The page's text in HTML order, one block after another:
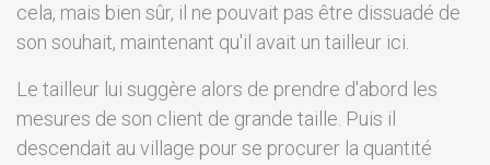
cela, mais bien sûr, il ne pouvait pas être dissuadé de
son souhait, maintenant qu'il avait un tailleur ici.
Le tailleur lui suggère alors de prendre d'abord les
mesures de son client de grande taille. Puis il
descendait au village pour se procurer la quantité